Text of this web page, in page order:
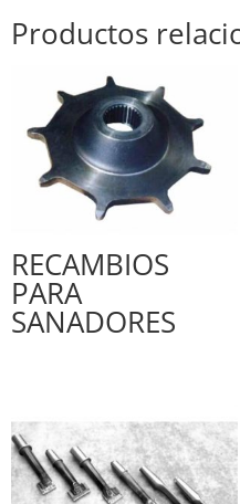
Productos
RECAMBIOS
PARA
SANADORES